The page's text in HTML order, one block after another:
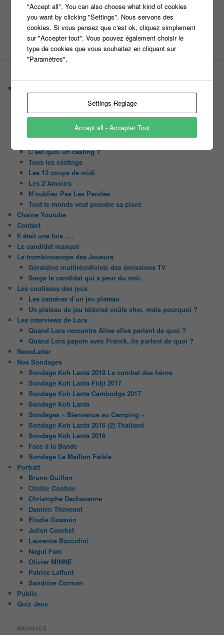
Site web
C’est quoi un casteur ?
C’est quoi un directeur de casting ?
Harry
Slam
C’est quoi un casting ?
Tous les castings
Les 12 coups de midi
Les Z’Amours
N’oubliez Pas Les Paroles
Tout le monde veut prendre sa place
Chaine Youtube
Contact
Il était une fois ….
Le candidat masqué
Le trombinoscope des Joueurs
Géraldine multirécidiviste des émissions TV
Serge le candidat qui a peur du noir.
Les coulisses des jeux
Les caméras d’un jeu plateau
Un plateau de jeu télévisé coûte cher, mais pourquoi ?
Les interviews de Lora
Quand Lora rencontre Aline elles parlent de quoi ?
Quand Lora papote avec Franck, ils parlent de quoi ?
NewsLetter
Nos Sondages
Sondage Koh Lanta 2018 Le combat des héros
Sondage Koh Lanta Fidji 2017
Sondage Koh Lanta Cambodge 2017
Sondage Koh Lanta
Sondages « Bienvenue au Camping »
Sondage Koh Lanta 2016 (2) Thailand
Sondage Koh Lanta 2016
Face à la Bande
Sondage Le Maillon Faible
Portrait
Bruno Guillon
Cécilie Conhoc
Christophe Dechavanne
Damien Thévenot
Elodie Gossuin
Julien Courbet
Laurence Boccolini
Nagui Fam
Olivier MINNE
Patrice Laffont
Sandrine Corman
Public
Quiz Jeux
ARCHIVES
"Accept all". You can also choose what kind of cookies
you want by clicking "Settings". Nous servons des
cookies. Si vous pensez que c'est ok, cliquez simplement
sur "Accepter tout". Vous pouvez également choisir le
type de cookies que vous souhaitez en cliquant sur
"Paramètres".
Settings Reglage
Accept all - Accepter Tout